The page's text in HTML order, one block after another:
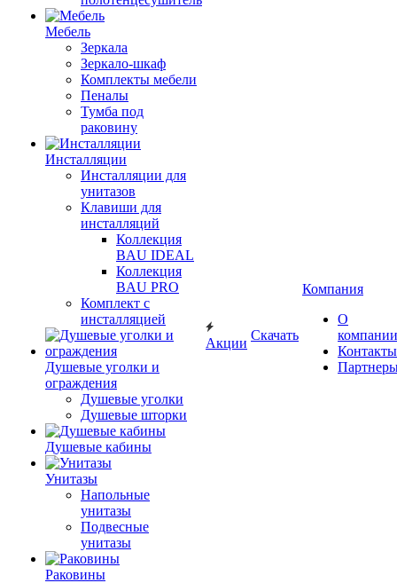
Мебель
Зеркала
Зеркало-шкаф
Комплекты мебели
Пеналы
Тумба под
раковину
Инсталляции
Инсталляции для
унитазов
Клавиши для
инсталляций
Коллекция
BAU IDEAL
Коллекция
BAU PRO
Комплект с
инсталляцией
Душевые уголки и
ограждения
Душевые уголки
Душевые шторки
Душевые кабины
Унитазы
Напольные
унитазы
Подвесные
унитазы
Раковины
Акции
Скачать
Компания
О
компании
Контакты